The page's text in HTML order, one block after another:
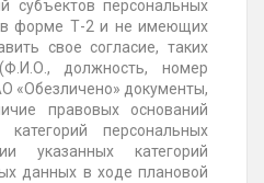
субъектов персональных
в форме Т-2 и не имеющих
свое согласие, таких
должность, номер
«Обезличено» документы,
правовых оснований
категорий персональных
указанных категорий
данных в ходе плановой